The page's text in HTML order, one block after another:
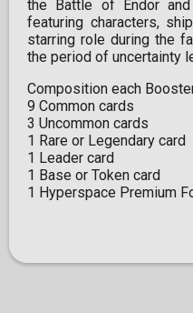
the Battle of Endor
featuring characters,
starring role during the
the period of uncertainty
Composition each
9 Common cards
3 Uncommon cards
1 Rare or Legendary card
1 Leader card
1 Base or Token card
1 Hyperspace Premium